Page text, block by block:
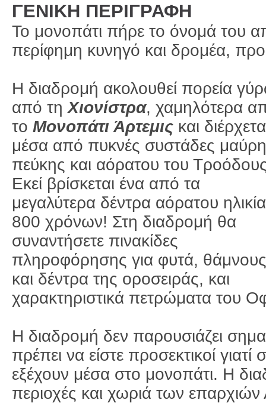
ΓΕΝΙΚΗ ΠΕΡΙΓΡΑΦΗ
Το μονοπάτι πήρε το όνομά του
περίφημη κυνηγό και δρομέα,
Η διαδρομή ακολουθεί πορεία
από τη Χιονίστρα, χαμηλότερα
το Μονοπάτι Άρτεμις και
μέσα από πυκνές συστάδες
πεύκης και αόρατου του
Εκεί βρίσκεται ένα από τα
μεγαλύτερα δέντρα αόρατου
800 χρόνων! Στη διαδρομή θα
συναντήσετε πινακίδες
πληροφόρησης για φυτά, θάμνους
και δέντρα της οροσειράς, και
χαρακτηριστικά πετρώματα του
Η διαδρομή δεν παρουσιάζει
πρέπει να είστε προσεκτικοί
εξέχουν μέσα στο μονοπάτι. Η
περιοχές και χωριά των